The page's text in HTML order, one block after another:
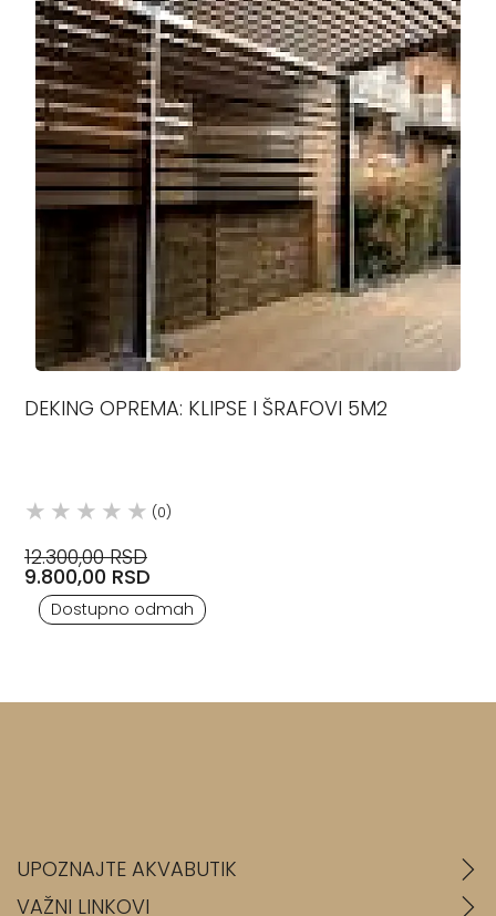
DEKING OPREMA: KLIPSE I ŠRAFOVI 5M2
(0)
12.300,00 RSD
9.800,00 RSD
Dostupno odmah
UPOZNAJTE AKVABUTIK
VAŽNI LINKOVI